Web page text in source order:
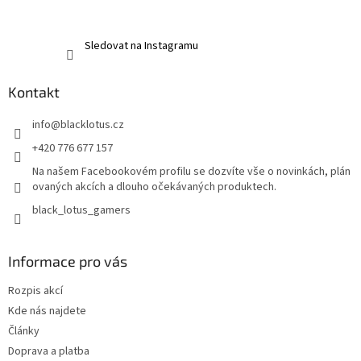
Sledovat na Instagramu
Kontakt
info@blacklotus.cz
+420 776 677 157
Na našem Facebookovém profilu se dozvíte vše o novinkách, plán
ovaných akcích a dlouho očekávaných produktech.
black_lotus_gamers
Informace pro vás
Rozpis akcí
Kde nás najdete
Články
Doprava a platba